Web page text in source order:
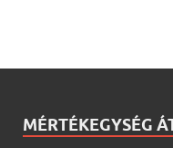
MÉRTÉKEGYSÉG